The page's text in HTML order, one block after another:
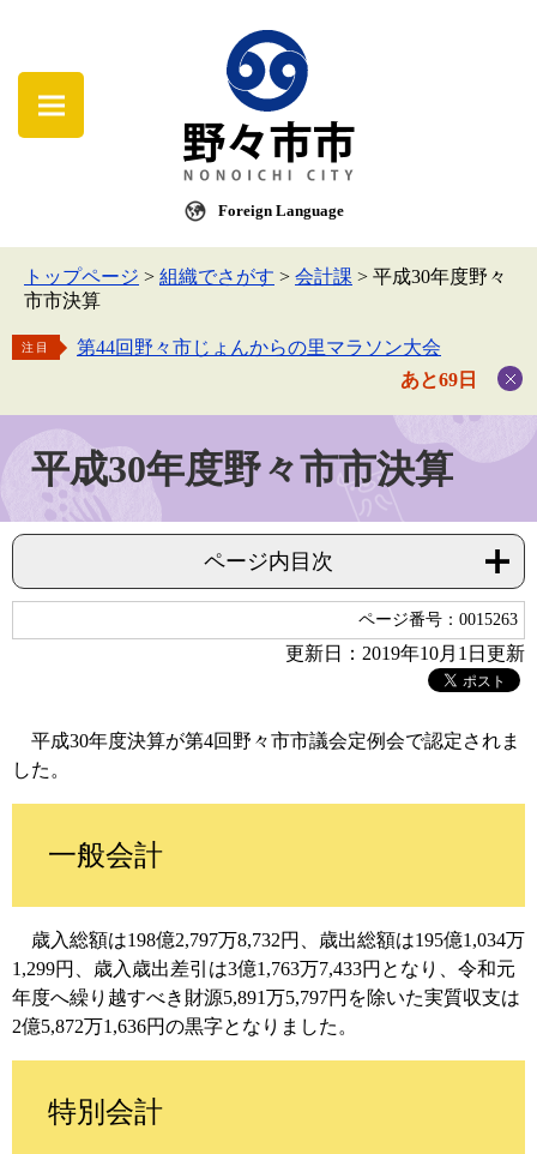
Foreign Language
トップページ > 組織でさがす > 会計課 > 平成30年度野々
市市決算
注目
第44回野々市じょんからの里マラソン大会
あと69日
平成30年度野々市市決算
ページ内目次
ページ番号：0015263
更新日：2019年10月1日更新
平成30年度決算が第4回野々市市議会定例会で認定されま
した。
一般会計
歳入総額は198億2,797万8,732円、歳出総額は195億1,034万
1,299円、歳入歳出差引は3億1,763万7,433円となり、令和元
年度へ繰り越すべき財源5,891万5,797円を除いた実質収支は
2億5,872万1,636円の黒字となりました。
特別会計